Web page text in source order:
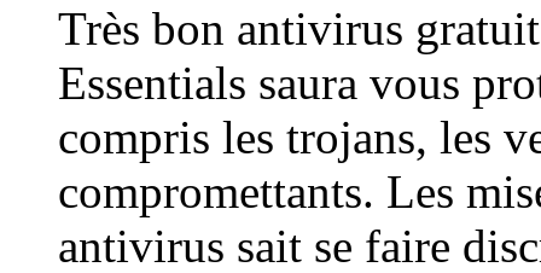
Très bon antivirus
Essentials saura vous
compris les trojans, les
compromettants. Les
antivirus sait se faire